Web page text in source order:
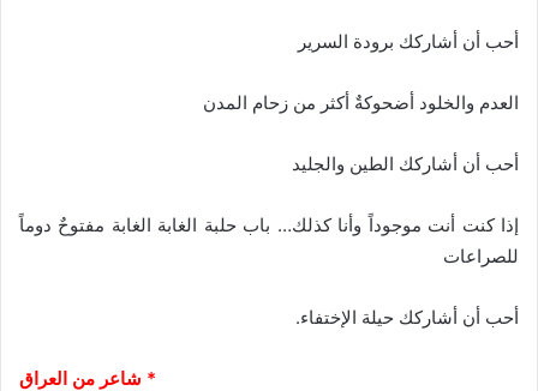
أحب أن أشاركك برودة السرير
العدم والخلود أضحوكةٌ أكثر من زحام المدن
أحب أن أشاركك الطين والجليد
إذا كنت أنت موجوداً وأنا كذلك… باب حلبة الغابة الغابة مفتوحٌ دوماً
للصراعات
أحب أن أشاركك حيلة الإختفاء.
* شاعر من العراق